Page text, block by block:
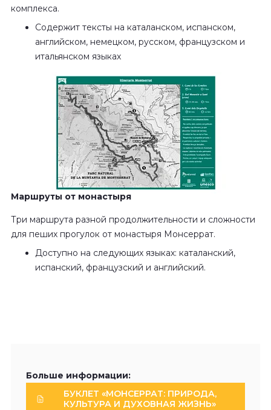
комплекса.
Содержит тексты на каталанском, испанском,
английском, немецком, русском, французском и
итальянском языках
Маршруты от монастыря
Три маршрута разной продолжительности и сложности
для пеших прогулок от монастыря Монсеррат.
Доступно на следующих языках: каталанский,
испанский, французский и английский.
Больше информации:
БУКЛЕТ «МОНСЕРРАТ: ПРИРОДА,
КУЛЬТУРА И ДУХОВНАЯ ЖИЗНЬ»